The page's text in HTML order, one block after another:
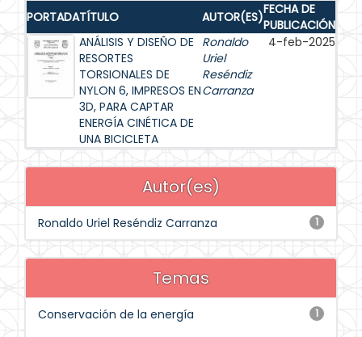
PORTADATÍTULO AUTOR(ES)FECHA DE
PUBLICACIÓN
ANÁLISIS Y DISEÑO DE
RESORTES
TORSIONALES DE
NYLON 6, IMPRESOS EN
3D, PARA CAPTAR
ENERGÍA CINÉTICA DE
UNA BICICLETA
Ronaldo
Uriel
Reséndiz
Carranza
4-feb-2025
Autor(es)
1
Ronaldo Uriel Reséndiz Carranza
Temas
1
Conservación de la energía